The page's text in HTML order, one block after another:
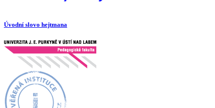
Úvodní slovo hejtmana